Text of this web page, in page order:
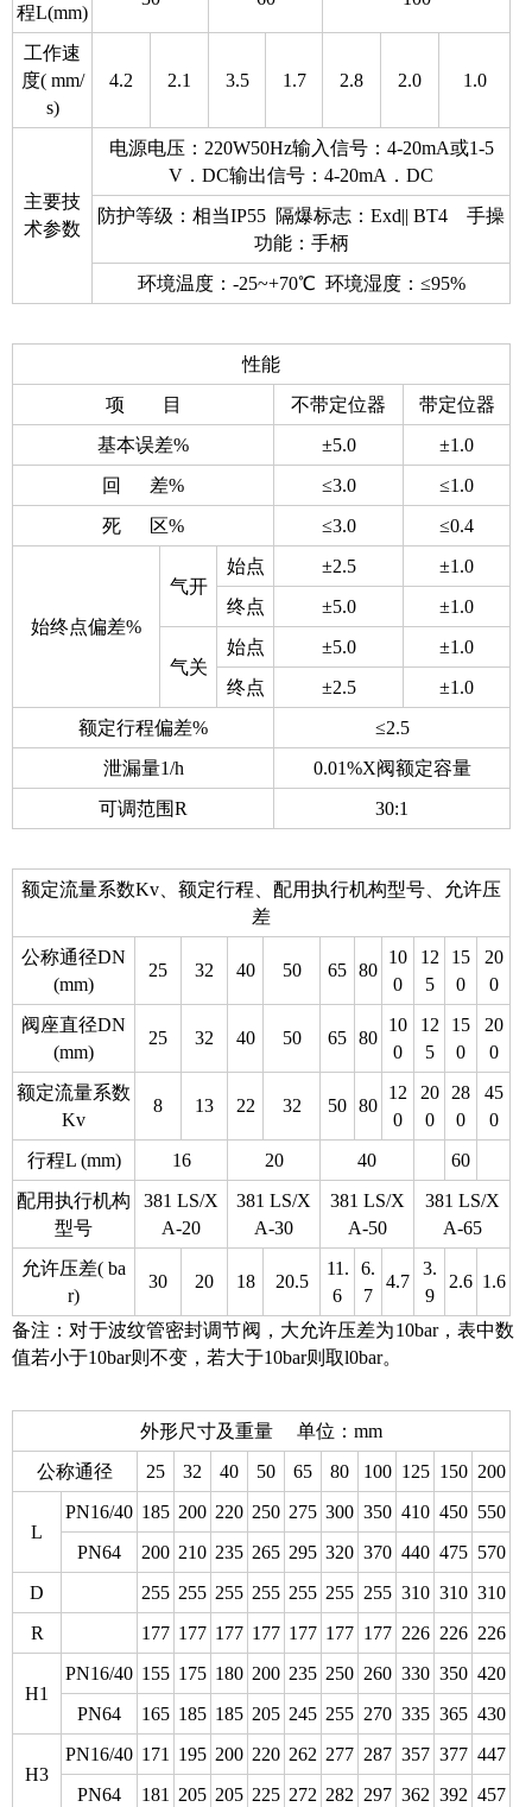
程L(mm)
工作速
度( mm/
s)
4.2 2.1 3.5 1.7 2.8 2.0 1.0
主要技
术参数
电源电压：220W50Hz输入信号：4-20mA或1-5
V．DC输出信号：4-20mA．DC
防护等级：相当IP55 隔爆标志：Exd|| BT4 手操
功能：手柄
环境温度：-25~+70℃ 环境湿度：≤95%
性能
项 目
不带定位器
带定位器
基本误差%
±5.0
±1.0
回 差%
≤3.0
≤1.0
死 区%
≤3.0 ≤0.4
始终点偏差%
气开
始点 ±2.5
±1.0
终点
±5.0 ±1.0
气关
始点 ±5.0
±1.0
终点
±2.5
±1.0
额定行程偏差%
≤2.5
泄漏量1/h
0.01%X阀额定容量
可调范围R
30:1
额定流量系数Kv、额定行程、配用执行机构型号、允许压
差
公称通径DN
(mm)
25 32 40 50 65 80
10
0
12
5
15
0
20
0
阀座直径DN
(mm)
25 32 40 50 65 80
10
0
12
5
15
0
20
0
额定流量系数
Kv
8 13 22 32 50 80
12
0
20
0
28
0
45
0
行程L (mm)
16 20 40
60
配用执行机构
型号
381 LS/X
A-20
381 LS/X
A-30
381 LS/X
A-50
381 LS/X
A-65
允许压差( ba
r)
30 20 18 20.5
11.
6
6.
7
4.7
3.
9
2.6 1.6
备注：对于波纹管密封调节阀，大允许压差为10bar，表中数
值若小于10bar则不变，若大于10bar则取l0bar。
外形尺寸及重量 单位：mm
公称通径
25 32 40 50 65 80 100 125 150 200
L
PN16/40 185 200 220 250 275 300 350 410 450 550
PN64
200 210 235 265 295 320 370 440 475 570
D
255 255 255 255 255 255 255 310 310 310
R
177 177 177 177 177 177 177 226 226 226
H1
PN16/40 155 175 180 200 235 250 260 330 350 420
PN64
165 185 185 205 245 255 270 335 365 430
H3
PN16/40 171 195 200 220 262 277 287 357 377 447
PN64
181 205 205 225 272 282 297 362 392 457